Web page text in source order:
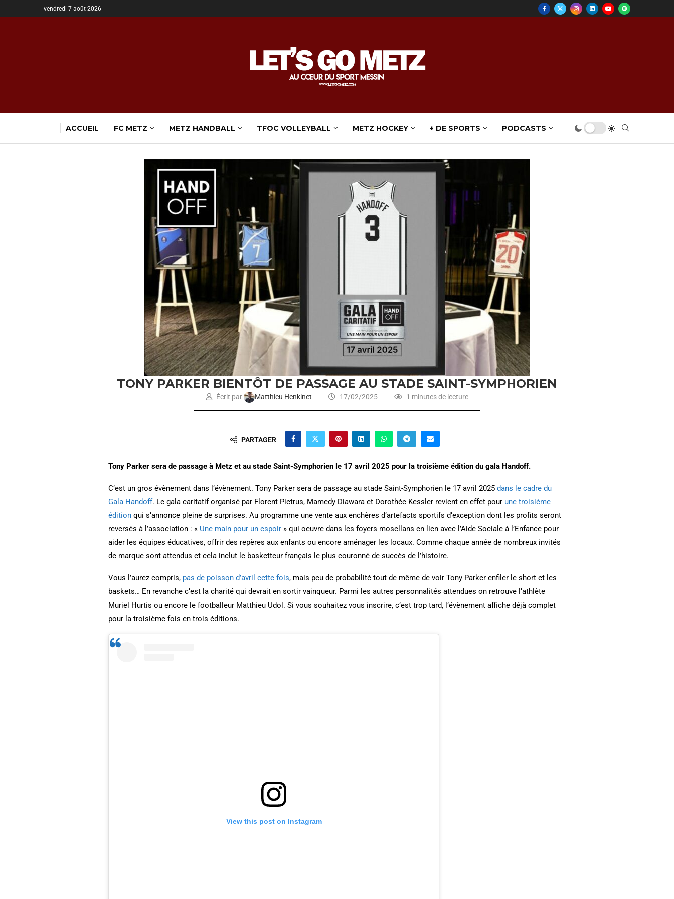
vendredi 7 août 2026
ACCUEIL FC METZ METZ HANDBALL TFOC VOLLEYBALL METZ HOCKEY + DE SPORTS PODCASTS
TONY PARKER BIENTÔT DE PASSAGE AU STADE SAINT-SYMPHORIEN
Écrit par Matthieu Henkinet 17/02/2025 1 minutes de lecture
PARTAGER
Tony Parker sera de passage à Metz et au stade Saint-Symphorien le 17 avril 2025 pour la troisième édition du gala Handoff.
C’est un gros évènement dans l’évènement. Tony Parker sera de passage au stade Saint-Symphorien le 17 avril 2025 dans le cadre du
Gala Handoff. Le gala caritatif organisé par Florent Pietrus, Mamedy Diawara et Dorothée Kessler revient en effet pour une troisième
édition qui s’annonce pleine de surprises. Au programme une vente aux enchères d’artefacts sportifs d’exception dont les profits seront
reversés à l’association : « Une main pour un espoir » qui oeuvre dans les foyers mosellans en lien avec l’Aide Sociale à l’Enfance pour
aider les équipes éducatives, offrir des repères aux enfants ou encore aménager les locaux. Comme chaque année de nombreux invités
de marque sont attendus et cela inclut le basketteur français le plus couronné de succès de l’histoire.
Vous l’aurez compris, pas de poisson d’avril cette fois, mais peu de probabilité tout de même de voir Tony Parker enfiler le short et les
baskets… En revanche c’est la charité qui devrait en sortir vainqueur. Parmi les autres personnalités attendues on retrouve l’athlète
Muriel Hurtis ou encore le footballeur Matthieu Udol. Si vous souhaitez vous inscrire, c’est trop tard, l’évènement affiche déjà complet
pour la troisième fois en trois éditions.
View this post on Instagram